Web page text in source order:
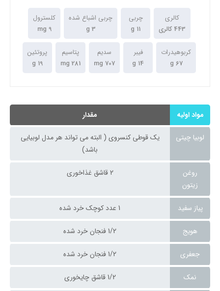
کالری
443 کالری
چربی
11 g
چربی اشباع شده
3 g
کلسترول
9 mg
کربوهیدرات
67 g
فیبر
14 g
سدیم
707 mg
پتاسیم
281 mg
پروتئین
19 g
مواد اولیه مقدار
لوبیا چیتی
یک قوطی کنسروی ( البته می تواند هر مدل لوبیایی
باشد)
روغن
زیتون
2 قاشق غذاخوری
پیاز سفید 1 عدد کوچک خرد شده
هویج 1/2 فنجان خرد شده
جعفری 1/2 فنجان خرد شده
نمک 1/2 قاشق چایخوری